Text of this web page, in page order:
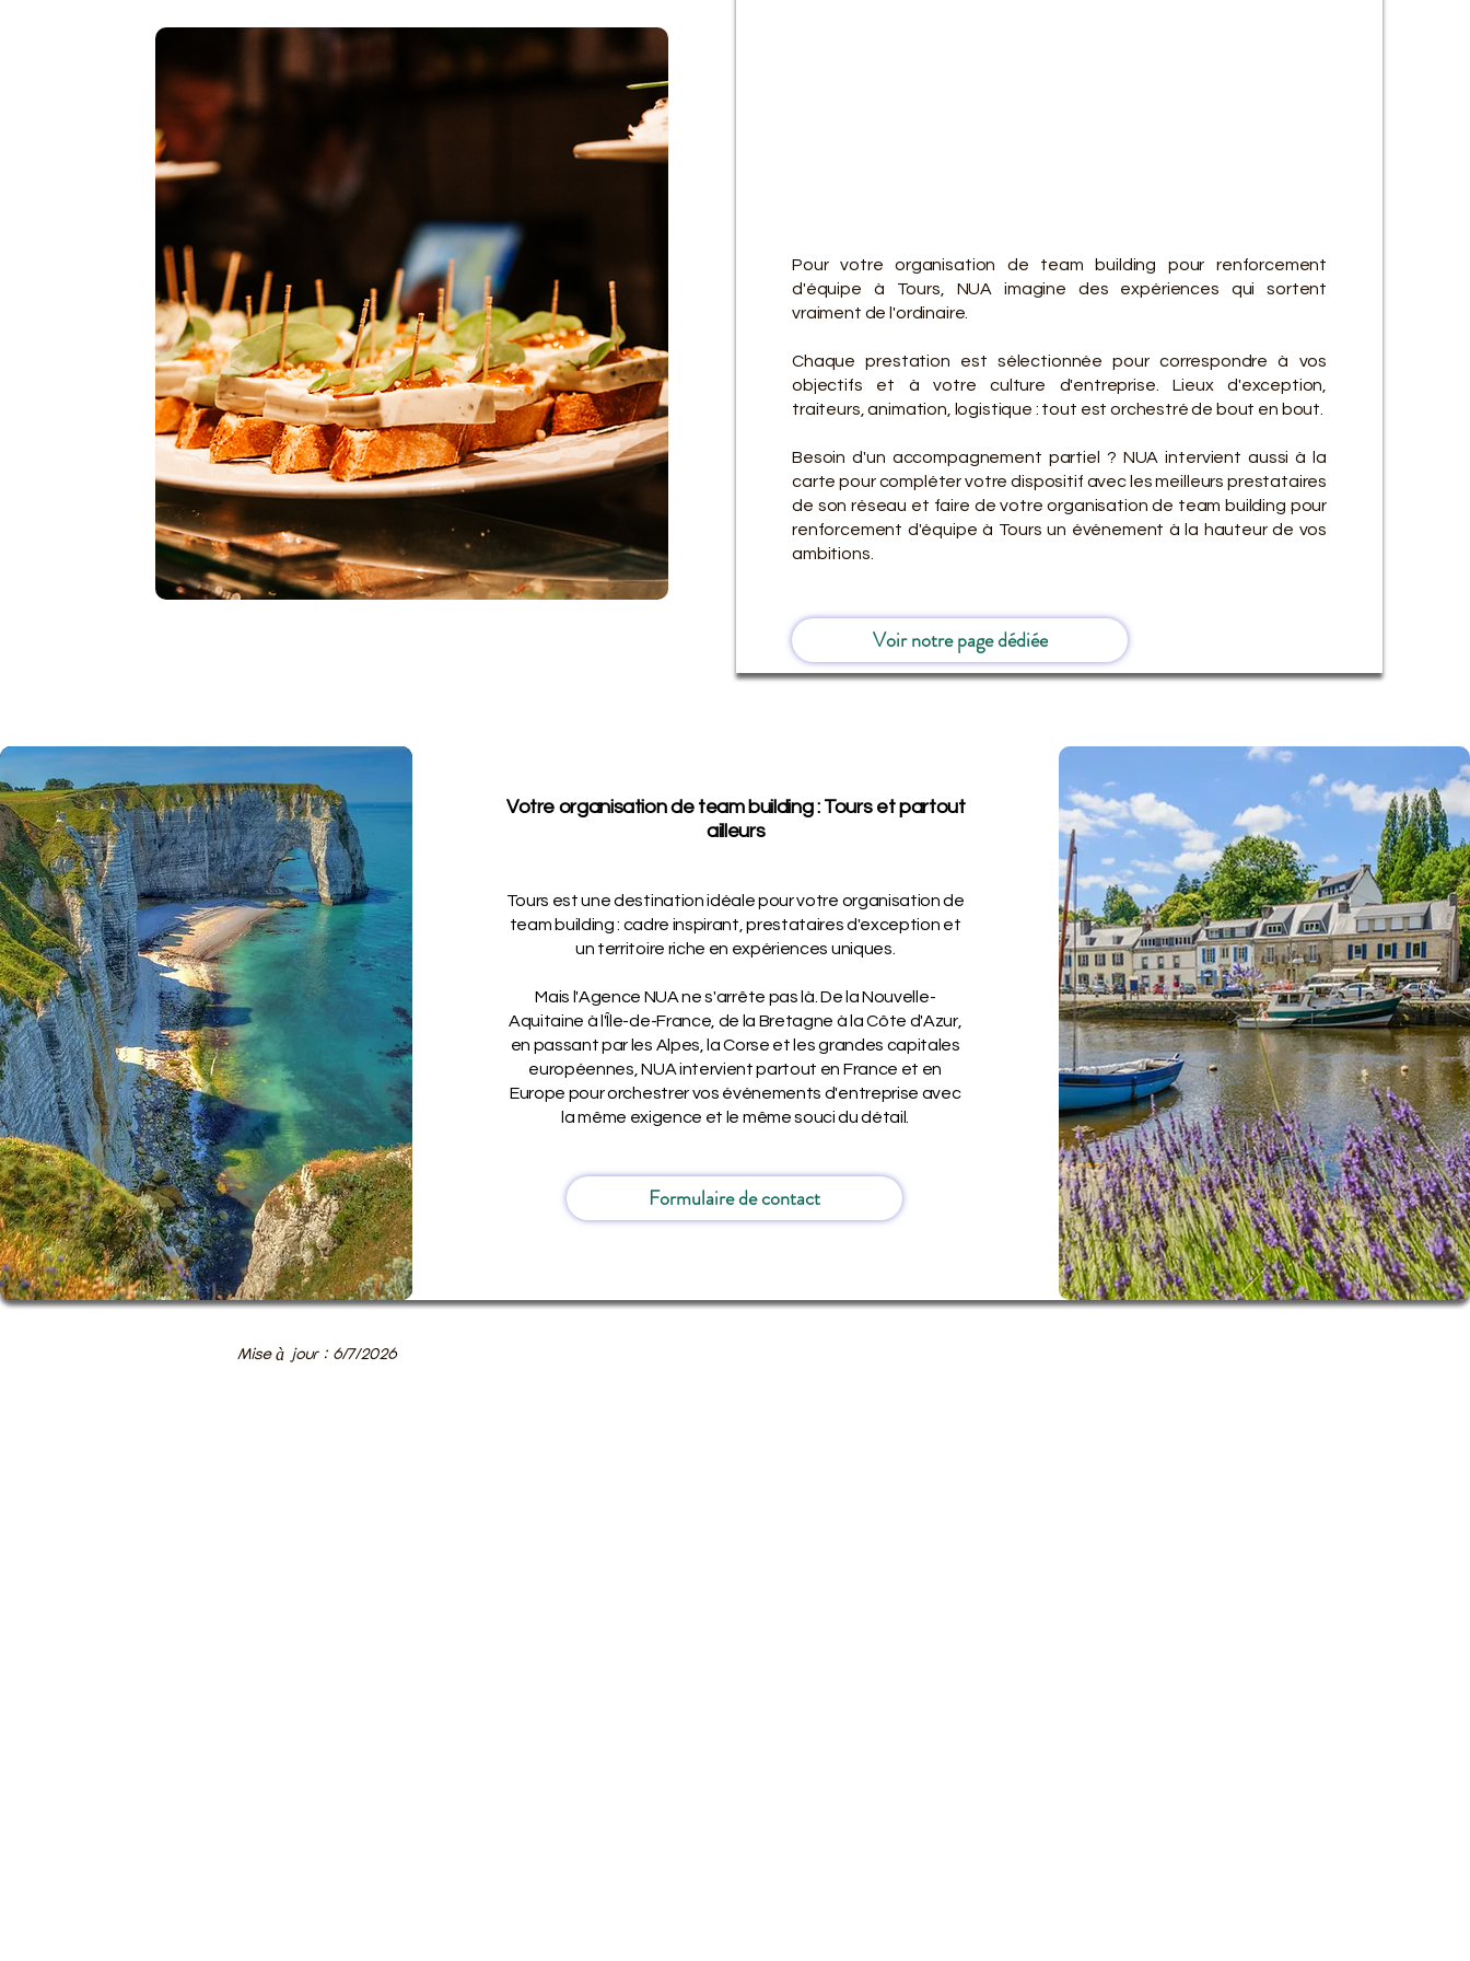
DES
DES
Pour votre organisation de team building pour renforcement
d'équipe à Tours, NUA imagine des expériences qui sortent
vraiment de l'ordinaire.
Chaque prestation est sélectionnée pour correspondre à vos
objectifs et à votre culture d'entreprise. Lieux d'exception,
traiteurs, animation, logistique : tout est orchestré de bout en bout.
Besoin d'un accompagnement partiel ? NUA intervient aussi à la
carte pour compléter votre dispositif avec les meilleurs prestataires
de son réseau et faire de votre organisation de team building pour
renforcement d'équipe à Tours un événement à la hauteur de vos
ambitions.
Voir notre page dédiée
Votre organisation de team building : Tours et partout
ailleurs
Tours est une destination idéale pour votre organisation de
team building : cadre inspirant, prestataires d'exception et
un territoire riche en expériences uniques.
Mais l'Agence NUA ne s'arrête pas là. De la Nouvelle-
Aquitaine à l'Île-de-France, de la Bretagne à la Côte d'Azur,
en passant par les Alpes, la Corse et les grandes capitales
européennes, NUA intervient partout en France et en
Europe pour orchestrer vos événements d'entreprise avec
la même exigence et le même souci du détail.
Formulaire de contact
Mise à jour : 6/7/2026